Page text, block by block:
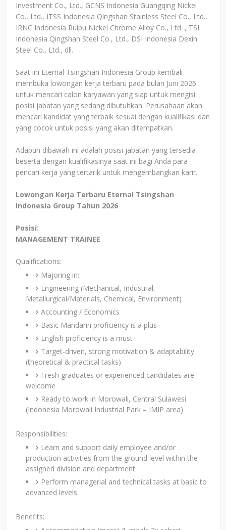
Investment Co., Ltd., GCNS Indonesia Guangqing Nickel
Co., Ltd., ITSS Indonesia Qingshan Stainless Steel Co., Ltd.,
IRNC Indonesia Ruipu Nickel Chrome Alloy Co., Ltd. , TSI
Indonesia Qingshan Steel Co., Ltd., DSI Indonesia Dexin
Steel Co., Ltd., dll.
Saat ini Eternal Tsingshan Indonesia Group kembali
membuka lowongan kerja terbaru pada bulan Juni 2026
untuk mencari calon karyawan yang siap untuk mengisi
posisi jabatan yang sedang dibutuhkan. Perusahaan akan
mencari kandidat yang terbaik sesuai dengan kualifikasi dan
yang cocok untuk posisi yang akan ditempatkan.
Adapun dibawah ini adalah posisi jabatan yang tersedia
beserta dengan kualifikasinya saat ini bagi Anda para
pencari kerja yang tertarik untuk mengembangkan karir.
Lowongan Kerja Terbaru Eternal Tsingshan
Indonesia Group Tahun 2026
Posisi:
MANAGEMENT TRAINEE
Qualifications:
Majoring in:
Engineering (Mechanical, Industrial,
Metallurgical/Materials, Chemical, Environment)
Accounting / Economics
Basic Mandarin proficiency is a plus
English proficiency is a must
Target-driven, strong motivation & adaptability
(theoretical & practical tasks)
Fresh graduates or experienced candidates are
welcome
Ready to work in Morowali, Central Sulawesi
(Indonesia Morowali Industrial Park – IMIP area)
Responsibilities:
Learn and support daily employee and/or
production activities from the ground level within the
assigned division and department.
Perform managerial and technical tasks at basic to
advanced levels.
Benefits: